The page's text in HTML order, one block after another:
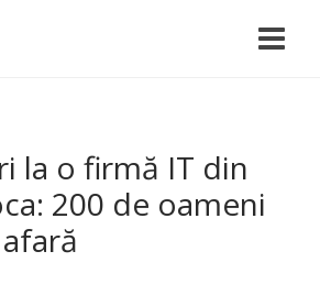
la o firmă IT din
200 de oameni